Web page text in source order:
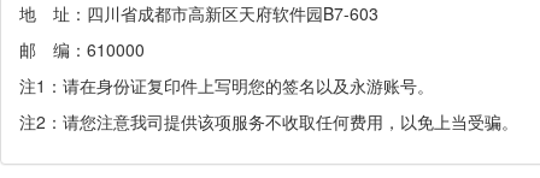
地 址：四川省成都市高新区天府软件园B7-603
邮 编：610000
注1：请在身份证复印件上写明您的签名以及永游账号。
注2：请您注意我司提供该项服务不收取任何费用，以免上当受骗。